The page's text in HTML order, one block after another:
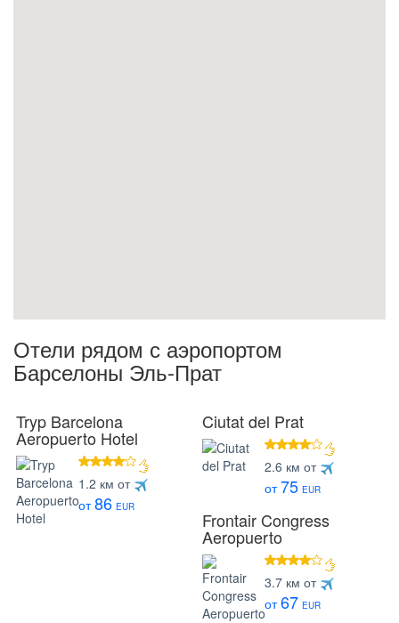
Отели рядом с аэропортом
Барселоны Эль-Прат
Tryp Barcelona
Aeropuerto Hotel
4 звезды
1.2 км от
от86 EUR
Ciutat del Prat
4 звезды
2.6 км от
от75 EUR
Frontair Congress
Aeropuerto
4 звезды
3.7 км от
от67 EUR